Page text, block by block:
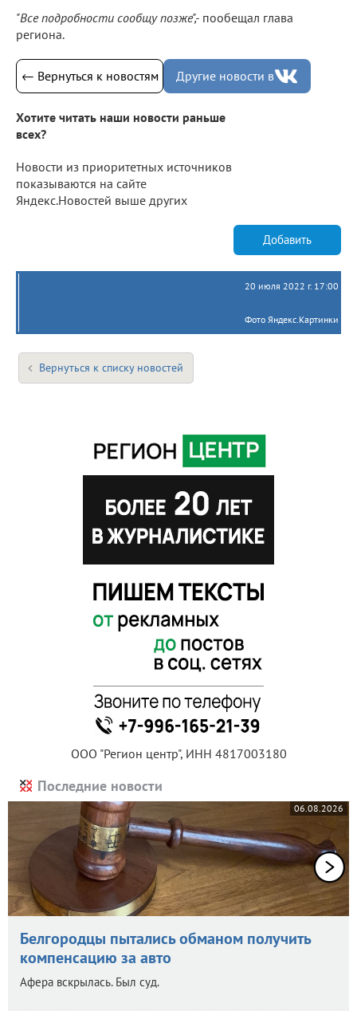
"Все подробности сообщу позже",- пообещал глава
региона.
← Вернуться к новостям Другие новости в
Хотите читать наши новости раньше
всех?
Новости из приоритетных источников
показываются на сайте
Яндекс.Новостей выше других
Добавить
20 июля 2022 г. 17:00
Фото Яндекс.Картинки
Вернуться к списку новостей
ООО "Регион центр", ИНН 4817003180
Последние новости
06.08.2026
Белгородцы пытались обманом получить
компенсацию за авто
Афера вскрылась. Был суд.